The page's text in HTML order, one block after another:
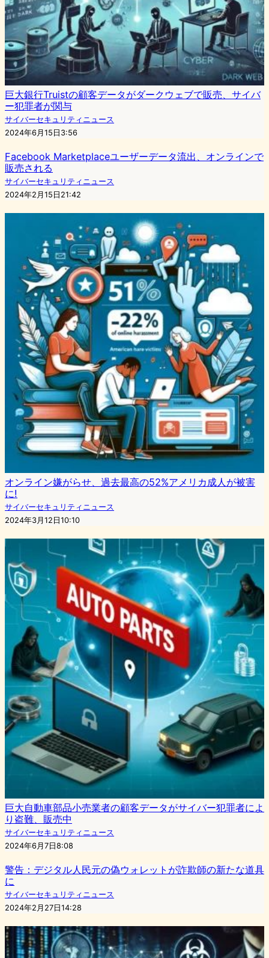
巨大銀行Truistの顧客データがダークウェブで販売、サイバ
ー犯罪者が関与
サイバーセキュリティニュース
2024年6月15日3:56
Facebook Marketplaceユーザーデータ流出、オンラインで
販売される
サイバーセキュリティニュース
2024年2月15日21:42
オンライン嫌がらせ、過去最高の52%アメリカ成人が被害
に!
サイバーセキュリティニュース
2024年3月12日10:10
巨大自動車部品小売業者の顧客データがサイバー犯罪者によ
り盗難、販売中
サイバーセキュリティニュース
2024年6月7日8:08
警告：デジタル人民元の偽ウォレットが詐欺師の新たな道具
に
サイバーセキュリティニュース
2024年2月27日14:28